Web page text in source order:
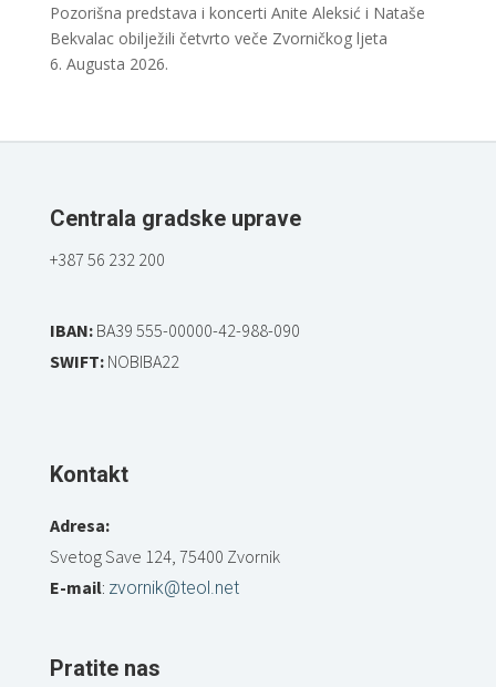
Pozorišna predstava i koncerti Anite Aleksić i Nataše
Bekvalac obilježili četvrto veče Zvorničkog ljeta
6. Augusta 2026.
Centrala gradske uprave
+387 56 232 200
IBAN:BA39 555-00000-42-988-090
SWIFT:NOBIBA22
Kontakt
Adresa:
Svetog Save 124, 75400 Zvornik
E-mail: zvornik@teol.net
Pratite nas